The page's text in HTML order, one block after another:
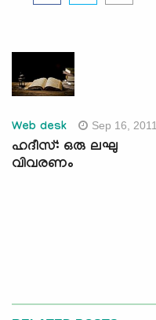
Web desk Sep 16, 2011
ഹദീസ്: ഒരു ലഘു
വിവരണം